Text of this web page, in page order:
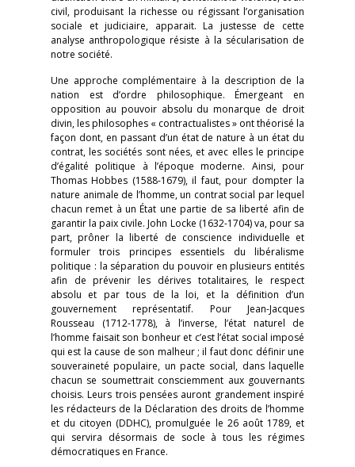
civil, produisant la richesse ou régissant l’organisation
sociale et judiciaire, apparait. La justesse de cette
analyse anthropologique résiste à la sécularisation de
notre société.
Une approche complémentaire à la description de la
nation est d’ordre philosophique. Émergeant en
opposition au pouvoir absolu du monarque de droit
divin, les philosophes « contractualistes » ont théorisé la
façon dont, en passant d’un état de nature à un état du
contrat, les sociétés sont nées, et avec elles le principe
d’égalité politique à l’époque moderne. Ainsi, pour
Thomas Hobbes (1588-1679), il faut, pour dompter la
nature animale de l’homme, un contrat social par lequel
chacun remet à un État une partie de sa liberté afin de
garantir la paix civile. John Locke (1632-1704) va, pour sa
part, prôner la liberté de conscience individuelle et
formuler trois principes essentiels du libéralisme
politique : la séparation du pouvoir en plusieurs entités
afin de prévenir les dérives totalitaires, le respect
absolu et par tous de la loi, et la définition d’un
gouvernement représentatif. Pour Jean-Jacques
Rousseau (1712-1778), à l’inverse, l’état naturel de
l’homme faisait son bonheur et c’est l’état social imposé
qui est la cause de son malheur ; il faut donc définir une
souveraineté populaire, un pacte social, dans laquelle
chacun se soumettrait consciemment aux gouvernants
choisis. Leurs trois pensées auront grandement inspiré
les rédacteurs de la Déclaration des droits de l’homme
et du citoyen (DDHC), promulguée le 26 août 1789, et
qui servira désormais de socle à tous les régimes
démocratiques en France.